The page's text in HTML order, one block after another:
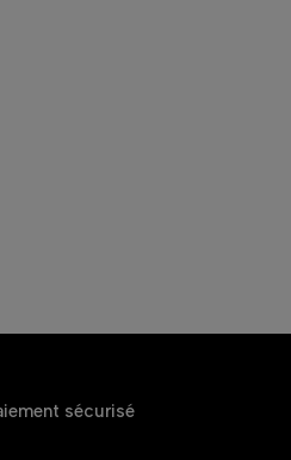
sécurisé